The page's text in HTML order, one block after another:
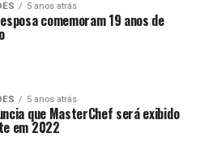
5 anos atrás
comemoram 19 anos de
5 anos atrás
que MasterChef será exibido
em 2022